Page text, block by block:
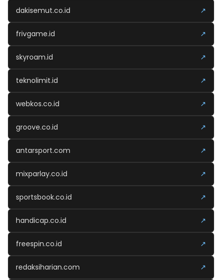
dakisemut.co.id ↗
frivgame.id ↗
skyroam.id ↗
teknolimit.id ↗
webkos.co.id ↗
groove.co.id ↗
antarsport.com ↗
mixparlay.co.id ↗
sportsbook.co.id ↗
handicap.co.id ↗
freespin.co.id ↗
redaksiharian.com ↗